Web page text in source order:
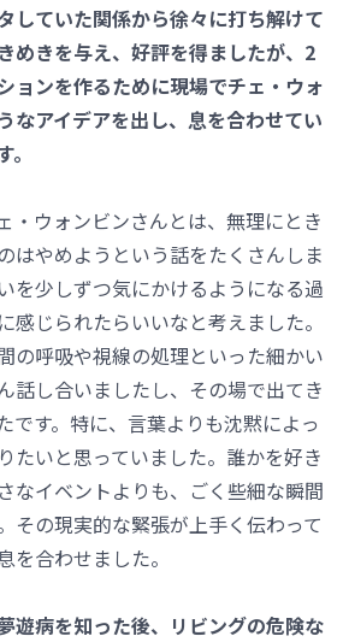
していた関係から徐々に打ち解けて
めきを与え、好評を得ましたが、2
ョンを作るために現場でチェ・ウォ
なアイデアを出し、息を合わせてい
・ウォンビンさんとは、無理にとき
はやめようという話をたくさんしま
を少しずつ気にかけるようになる過
感じられたらいいなと考えました。
の呼吸や視線の処理といった細かい
話し合いましたし、その場で出てき
です。特に、言葉よりも沈黙によっ
たいと思っていました。誰かを好き
なイベントよりも、ごく些細な瞬間
その現実的な緊張が上手く伝わって
を合わせました。
夢遊病を知った後、リビングの危険な